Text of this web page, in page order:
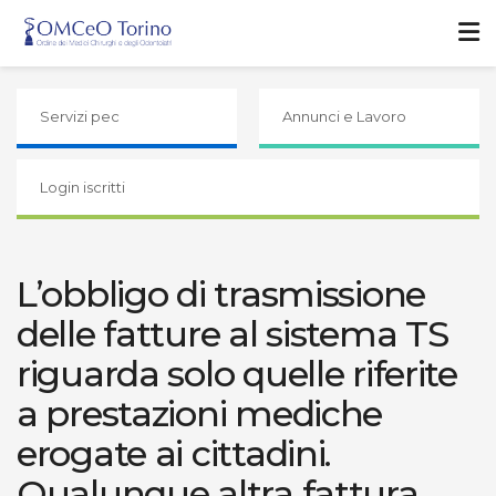
Servizi pec Annunci e Lavoro
Login iscritti
L’obbligo di trasmissione
delle fatture al sistema TS
riguarda solo quelle riferite
a prestazioni mediche
erogate ai cittadini.